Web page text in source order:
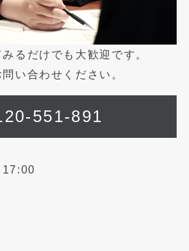
るだけでも大歓迎です。
い合わせください。
551-891
17:00